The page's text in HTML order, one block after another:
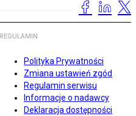
REGULAMIN
Polityka Prywatności
Zmiana ustawień zgód
Regulamin serwisu
Informacje o nadawcy
Deklaracja dostępności